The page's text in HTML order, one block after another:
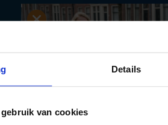
Details
van cookies